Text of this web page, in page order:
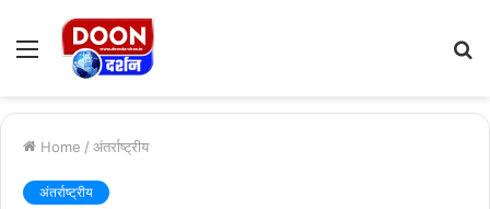
Menu
Home / अंतर्राष्ट्रीय
अंतर्राष्ट्रीय